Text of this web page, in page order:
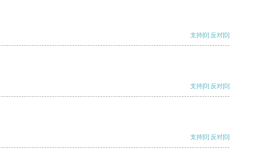
支持[0] 反对[0]
支持[0] 反对[0]
支持[0] 反对[0]